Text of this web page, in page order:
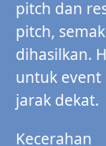
pitch dan
pitch,
dihasilkan.
untuk
jarak dekat.
Kecerahan